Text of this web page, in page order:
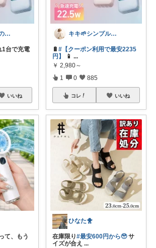
かなう|暮らしの記録🌱
1台で充電
いいね
て、もう
キキ🌱シンプルおしゃれ服と雑貨
🔋 #【クーポン利用で最安2235
円】
📱 ...
￥ 2,980～
1 0 885
コレ いいね
ひなた🐥
在庫限り#最安600円から🥹サ
イズが合え ...